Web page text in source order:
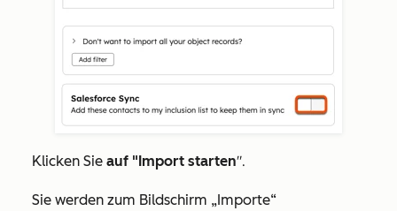
Klicken Sie auf "Import starten".
Sie werden zum Bildschirm „Importe“